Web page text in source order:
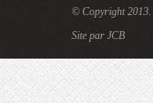
© Copyright 2013.
Site par JCB